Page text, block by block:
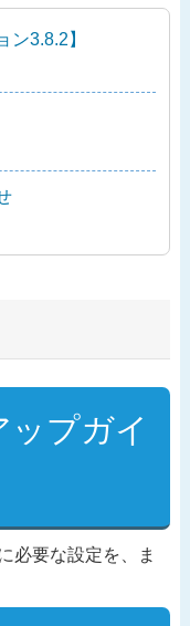
3.8.2】
ップガイ
必要な設定を、ま